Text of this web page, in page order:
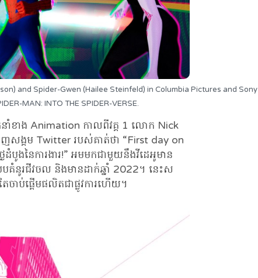
and Spider-Gwen (Hailee Steinfeld) in Columbia Pictures and Sony
MAN: INTO THE SPIDER-VERSE.
នាំខាង Animation កាលពីវគ្គ 1 លោក Nick
សង្គម Twitter របស់គាត់ថា “First day on
ៃដំបូងនៃការងារ!” អមមកជាមួយនឹងវីដេអូមាន
គំនូរជីវចល និងមានដាក់ឆ្នាំ 2022។ នេះស
ចាប់ផ្ដើមផលិតជាផ្លូវការហើយ។